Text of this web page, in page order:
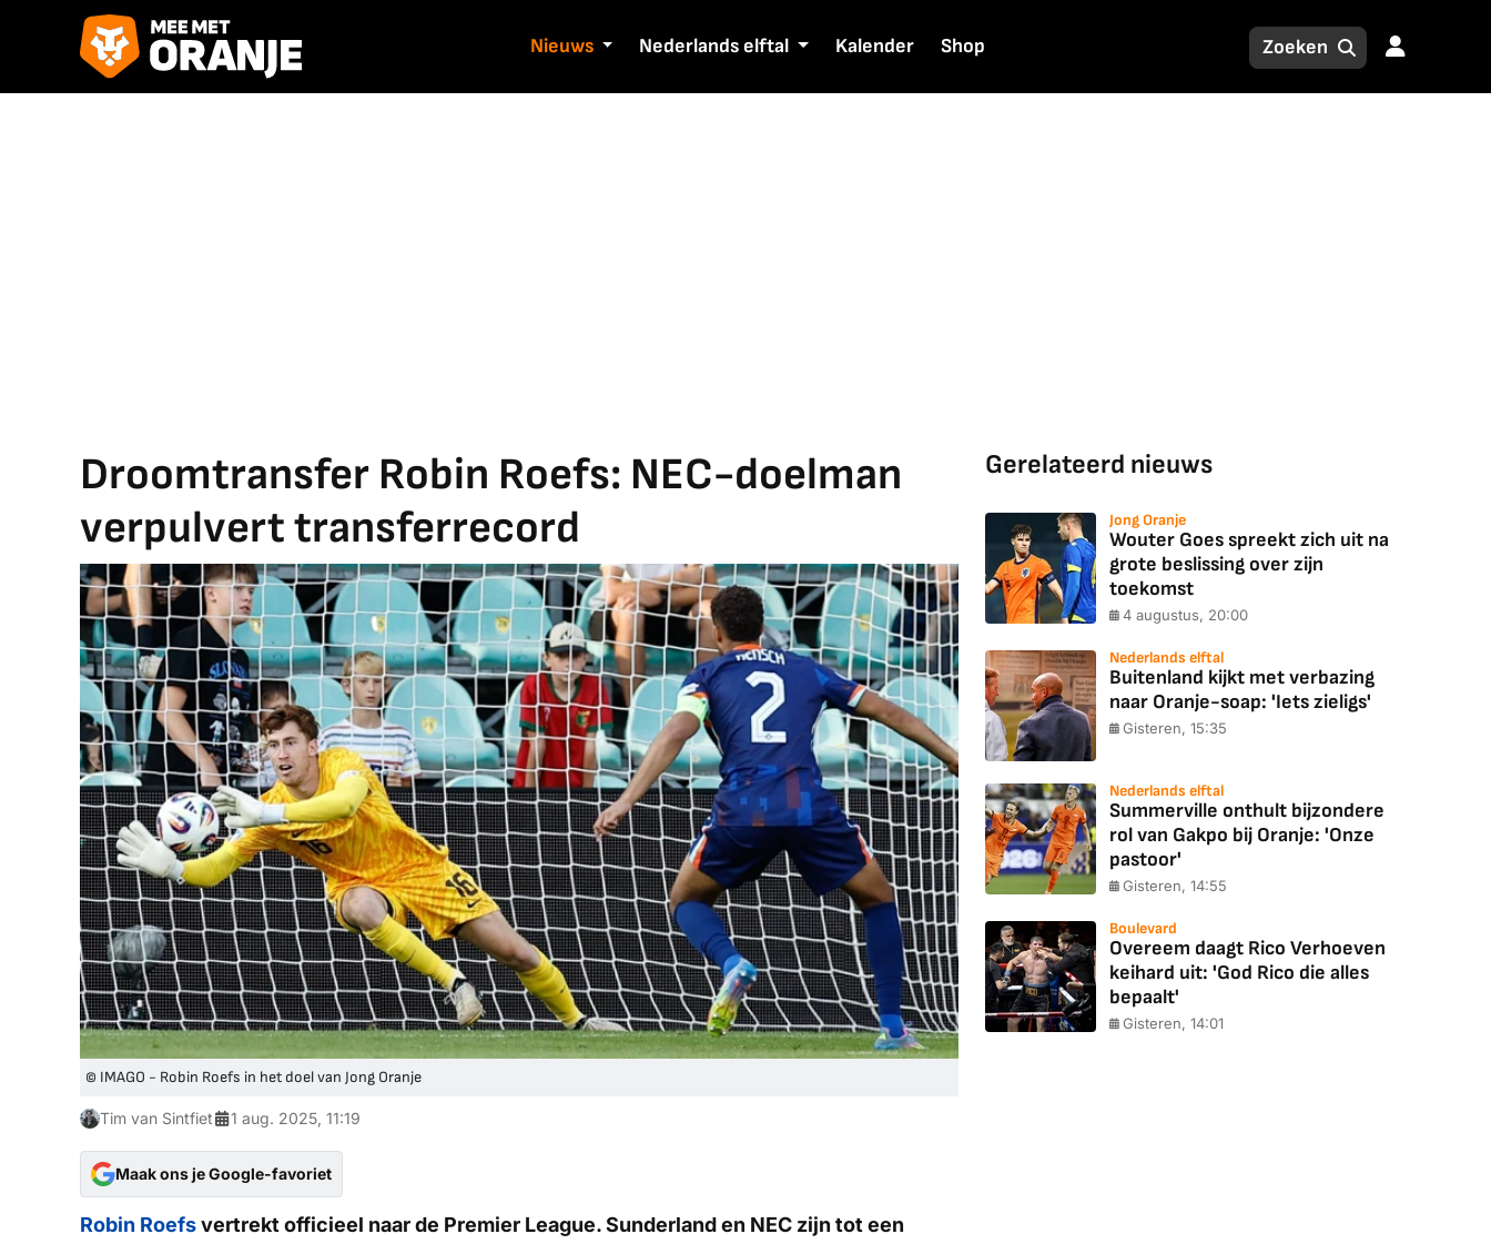
Nieuws Nederlands elftal Kalender Shop
Droomtransfer Robin Roefs: NEC-doelman
verpulvert transferrecord
© IMAGO - Robin Roefs in het doel van Jong Oranje
Tim van Sintfiet 1 aug. 2025, 11:19
Maak ons je Google-favoriet
Robin Roefsvertrekt officieel naar de Premier League. Sunderland en NEC zijn tot een
Gerelateerd nieuws
Jong Oranje
Wouter Goes spreekt zich uit na
grote beslissing over zijn
toekomst
4 augustus, 20:00
Nederlands elftal
Buitenland kijkt met verbazing
naar Oranje-soap: 'Iets zieligs'
Gisteren, 15:35
Nederlands elftal
Summerville onthult bijzondere
rol van Gakpo bij Oranje: 'Onze
pastoor'
Gisteren, 14:55
Boulevard
Overeem daagt Rico Verhoeven
keihard uit: 'God Rico die alles
bepaalt'
Gisteren, 14:01